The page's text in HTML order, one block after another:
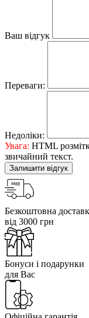
Ваш відгук
Переваги:
Недоліки:
Увага: HTML
звичайний текст.
Залишити відгук
Безкоштовна
від 3000 грн
Бонуси і подарунки
для Вас